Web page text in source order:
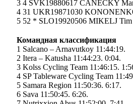
3 4 SVK19880617 CANECKY
4 31 UKR19871030
5 52 * SLO19920506 MIKELJ
Командная классификация
1 Salcano – Arnavutkoy 11:44:19.
2 Itera – Katusha 11:44:23. 0:04.
3 Kolss Cycling Team 11:46:15.
4 SP Tableware Cycling Team
5 Samara Region 11:50:36. 6:17.
6 Sava 11:50:45. 6:26.